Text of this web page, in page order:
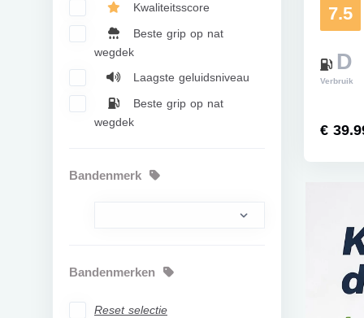
Kwaliteitsscore
Beste grip op nat
wegdek
Laagste geluidsniveau
Beste grip op nat
wegdek
Bandenmerk
Bandenmerken
Reset selectie
7.5
D
Verbruik
€